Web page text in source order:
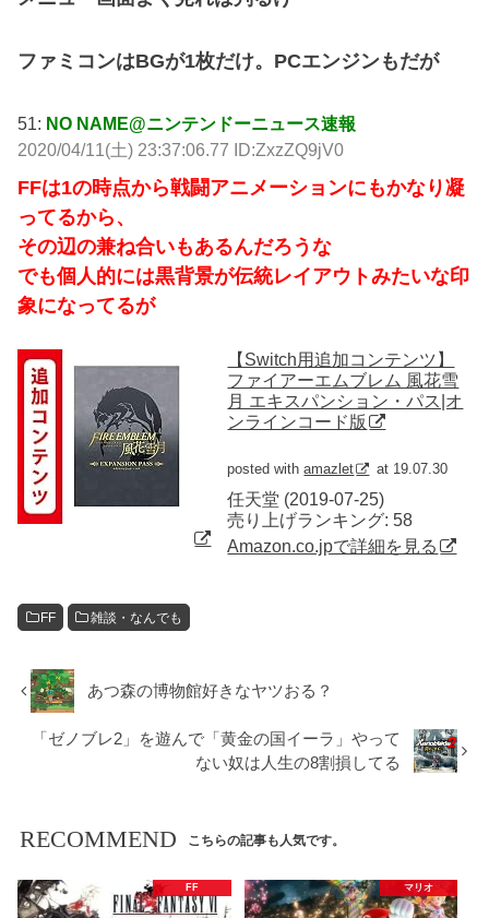
ファミコンはBGが1枚だけ。PCエンジンもだが
51: NO NAME@ニンテンドーニュース速報
2020/04/11(土) 23:37:06.77 ID:ZxzZQ9jV0
FFは1の時点から戦闘アニメーションにもかなり凝
ってるから、
その辺の兼ね合いもあるんだろうな
でも個人的には黒背景が伝統レイアウトみたいな印
象になってるが
【Switch用追加コンテンツ】
ファイアーエムブレム 風花雪
月 エキスパンション・パス|オ
ンラインコード版
posted withamazlet at 19.07.30
任天堂 (2019-07-25)
売り上げランキング: 58
Amazon.co.jpで詳細を見る
FF 雑談・なんでも
あつ森の博物館好きなヤツおる？
「ゼノブレ2」を遊んで「黄金の国イーラ」やって
ない奴は人生の8割損してる
RECOMMEND こちらの記事も人気です。
FF マリオ